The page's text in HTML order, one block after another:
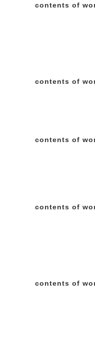
contents of
contents of
contents of
contents of
contents of